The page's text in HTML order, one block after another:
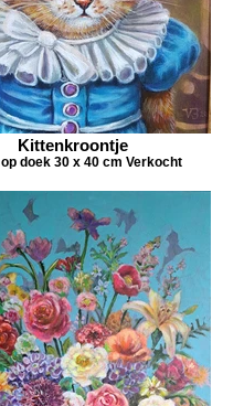
Kittenkroontje
doek 30 x 40 cm Verkocht